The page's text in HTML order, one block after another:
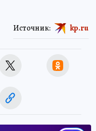
Источник: kp.ru